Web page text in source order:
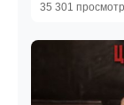
35 301